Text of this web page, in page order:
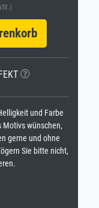
und Farbe
Motivs wünschen,
gerne und ohne
Sie bitte nicht,